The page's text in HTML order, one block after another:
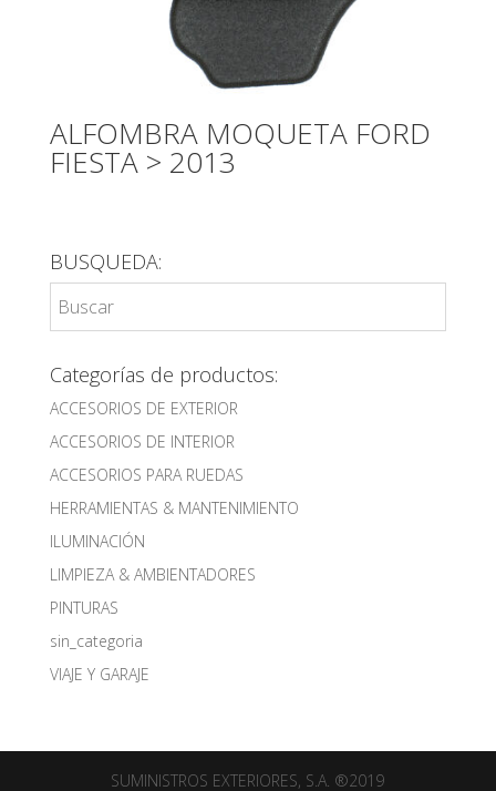
ALFOMBRA MOQUETA FORD
FIESTA > 2013
BUSQUEDA:
Categorías de productos:
ACCESORIOS DE EXTERIOR
ACCESORIOS DE INTERIOR
ACCESORIOS PARA RUEDAS
HERRAMIENTAS & MANTENIMIENTO
ILUMINACIÓN
LIMPIEZA & AMBIENTADORES
PINTURAS
sin_categoria
VIAJE Y GARAJE
SUMINISTROS EXTERIORES, S.A. ®2019